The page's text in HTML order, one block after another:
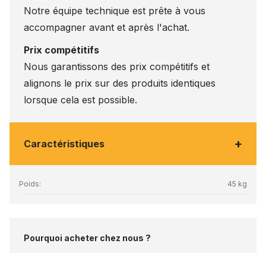
Notre équipe technique est prête à vous
accompagner avant et après l'achat.
Prix compétitifs
Nous garantissons des prix compétitifs et
alignons le prix sur des produits identiques
lorsque cela est possible.
Caractéristiques +
Poids: 45 kg
Pourquoi acheter chez nous ?